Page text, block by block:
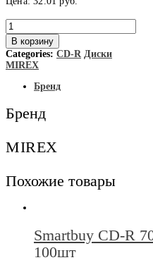
Количество
товара
MIREX
CD-
R
(Vinyl)
52x
SLIM
В корзину
Categories: CD-R Диски
MIREX
Бренд
Бренд
MIREX
Похожие товары
Smartbuy CD-R
100шт